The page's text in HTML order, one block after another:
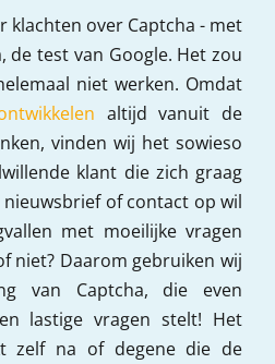
klachten over Captcha - met
de test van Google. Het zou
niet werken. Omdat
altijd vanuit de
vinden wij het sowieso
klant die zich graag
of contact op wil
met moeilijke vragen
niet? Daarom gebruiken wij
van Captcha, die even
lastige vragen stelt! Het
zelf na of degene die de